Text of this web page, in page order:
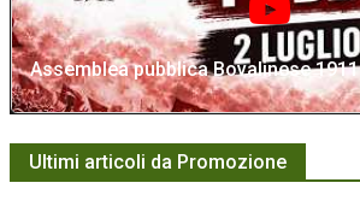
Assemblea pubblica Bovalinese 1911
Ultimi articoli da Promozione